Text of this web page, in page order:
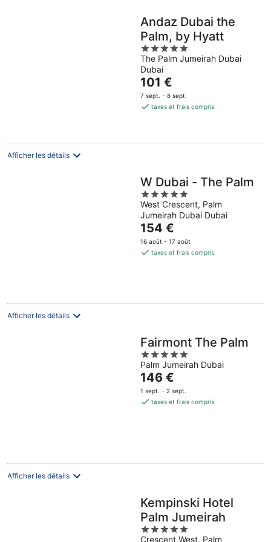
Andaz Dubai the
Palm, by Hyatt
5
out
of
5
The Palm Jumeirah Dubai
Dubai
Le
prix
est
par
101 €
7 sept. - 8 sept.
taxes et frais compris
Afficher les détails
W Dubai - The Palm
5
out
of
5
West Crescent, Palm
Jumeirah Dubai Dubai
Le
prix
est
154 €
16 août - 17 août
taxes et frais compris
Afficher les détails
Fairmont The Palm
5
out
of
5
Palm Jumeirah Dubai
Le
prix
est
146 €
1 sept. - 2 sept.
taxes et frais compris
Afficher les détails
Kempinski Hotel
Palm Jumeirah
5
Crescent West, Palm